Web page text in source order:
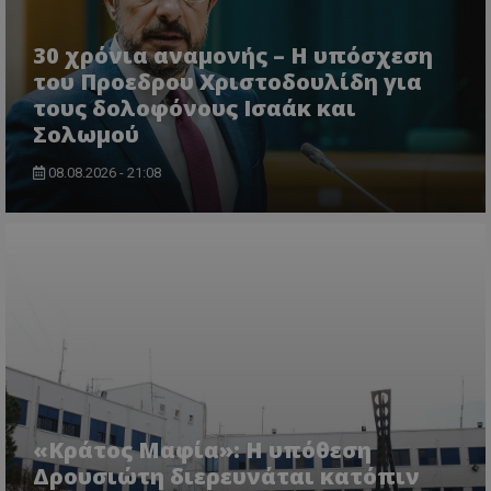
30 χρόνια αναμονής – Η υπόσχεση
του Προεδρου Χριστοδουλίδη για
τους δολοφόνους Ισαάκ και
Σολωμού
08.08.2026 - 21:08
«Κράτος Μαφία»: Η υπόθεση
Δρουσιώτη διερευνάται κατόπιν